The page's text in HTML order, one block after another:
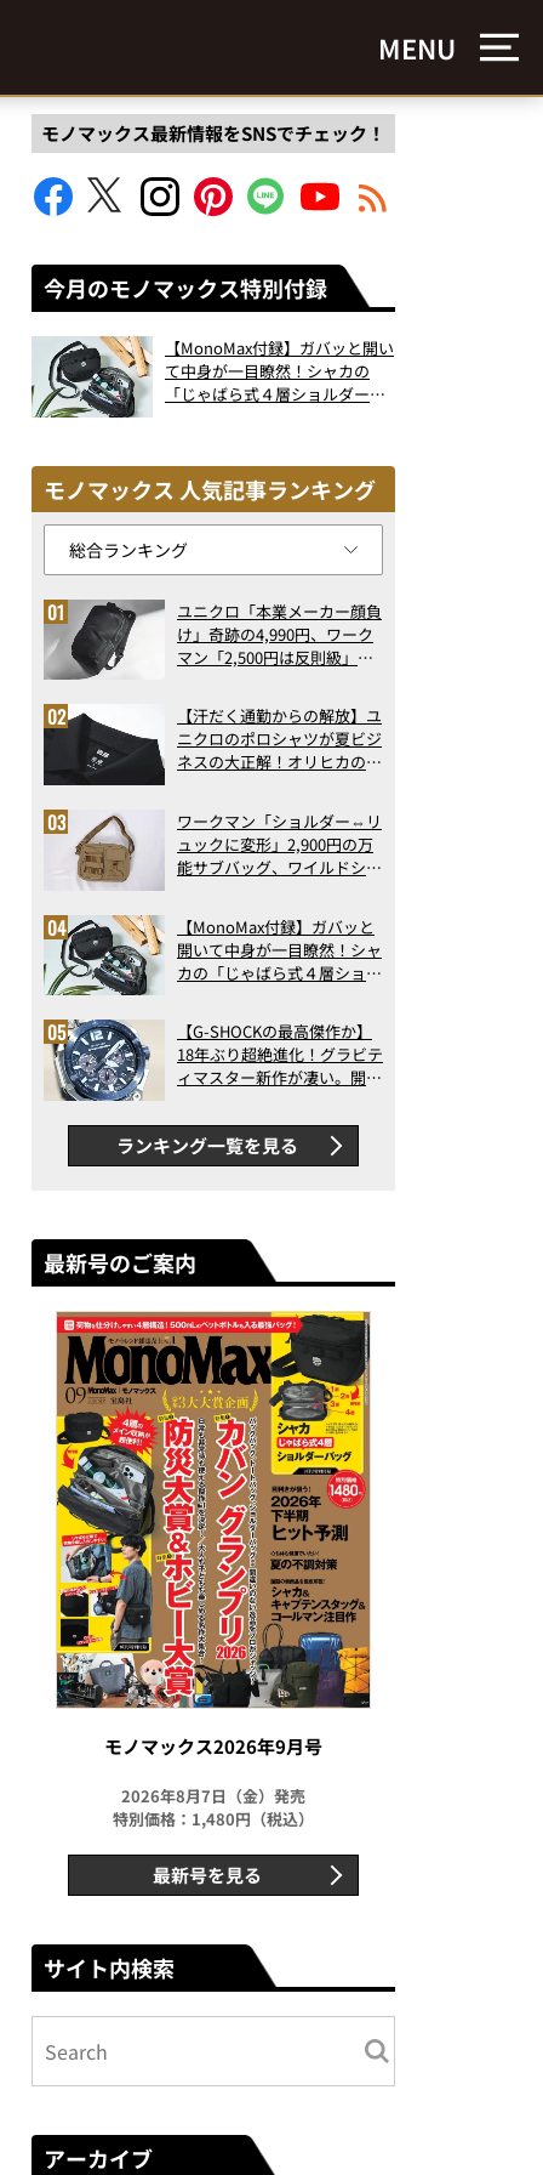
MENU
モノマックス最新情報をSNSでチェック！
今月のモノマックス特別付録
【MonoMax付録】ガバッと開い
て中身が一目瞭然！シャカの
「じゃばら式４層ショルダーバ
モノマックス 人気記事ランキング
ユニクロ「本業メーカー顔負
け」奇跡の4,990円、ワーク
マン「2,500円は反則級」凄
ト3】（2026年6月版）
【汗だく通勤からの解放】ユ
ニクロのポロシャツが夏ビジ
ネスの大正解！オリヒカの透
アの実力
ワークマン「ショルダー⇔リ
ュックに変形」2,900円の万
能サブバッグ、ワイルドシン
記事ランキングベスト3】
（2026年6月版）
【MonoMax付録】ガバッと
開いて中身が一目瞭然！シャ
カの「じゃばら式４層ショル
った！
【G-SHOCKの最高傑作か】
18年ぶり超絶進化！グラビテ
ィマスター新作が凄い。開発
新ムーブメントの衝撃
ランキング一覧を見る
最新号のご案内
モノマックス2026年9月号
2026年8月7日（金）発売
特別価格：1,480円（税込）
最新号を見る
サイト内検索
アーカイブ